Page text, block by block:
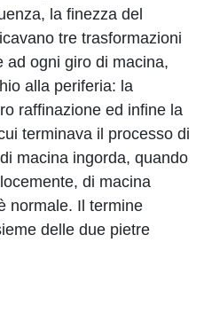
la finezza del
tre trasformazioni
ad ogni giro di macina,
alla periferia: la
raffinazione ed infine la
terminava il processo di
macina ingorda, quando
di macina
normale. Il termine
delle due pietre